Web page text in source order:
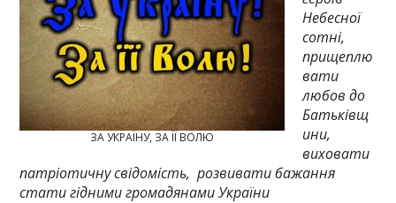
ЗА УКРАЇНУ, ЗА ЇЇ ВОЛЮ
Небесної
сотні,
прищеплю
вати
любов до
Батьківщ
ини,
виховати
патріотичну свідомість, розвивати бажання
стати гідними громадянами України